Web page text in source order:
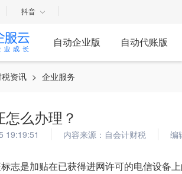
抖音
自动企业版 自动代账版
税资讯 > 企业服务
么办理？
19:19:51 内容来源：自会计财税 编
志是加贴在已获得进网许可的电信设备